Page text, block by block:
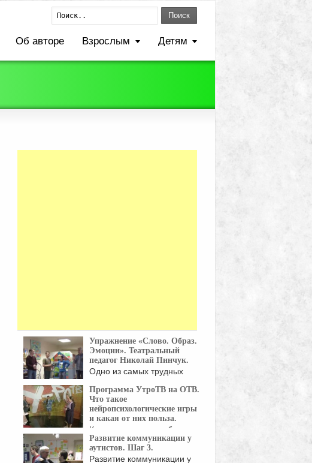
Поиск
Об авторе Взрослым Детям
Упражнение «Слово. Образ.
Эмоции». Театральный
педагог Николай Пинчук.
Одно из самых трудных
Программа УтроТВ на ОТВ.
Что такое
нейропсихологические игры
и какая от них польза.
Как сделать так, чтобы игры
с ребёнком ...
Развитие коммуникации у
аутистов. Шаг 3.
Развитие коммуникации у